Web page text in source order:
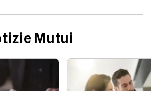
Mutui